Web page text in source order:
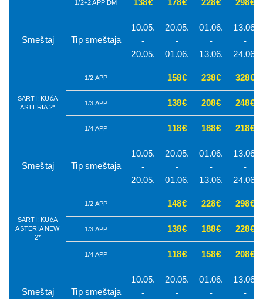
1/2+2 APP DM 138€ 178€ 228€ 298€
Smeštaj Tip smeštaja
10.05.
-
20.05.
20.05.
-
01.06.
01.06.
-
13.06.
13.06.
-
24.06.
SARTI: KUćA
ASTERIA 2*
1/2 APP 158€ 238€ 328€
1/3 APP 138€ 208€ 248€
1/4 APP 118€ 188€ 218€
Smeštaj Tip smeštaja
10.05.
-
20.05.
20.05.
-
01.06.
01.06.
-
13.06.
13.06.
-
24.06.
SARTI: KUćA
ASTERIA NEW
2*
1/2 APP 148€ 228€ 298€
1/3 APP 138€ 188€ 228€
1/4 APP 118€ 158€ 208€
Smeštaj Tip smeštaja
10.05.
-
20.05.
-
01.06.
-
13.06.
-